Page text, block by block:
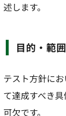
述します。
目的・範囲
テスト方針に
て達成すべき
可欠です。